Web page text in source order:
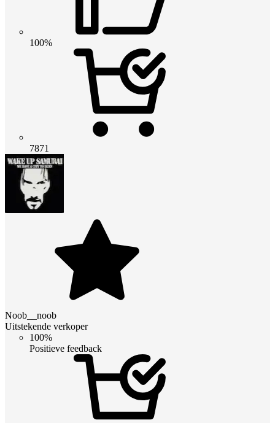
100%
7871
Noob__noob
Uitstekende verkoper
100%
Positieve feedback